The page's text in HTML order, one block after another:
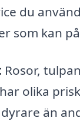
du
som kan
Rosor,
olika
än